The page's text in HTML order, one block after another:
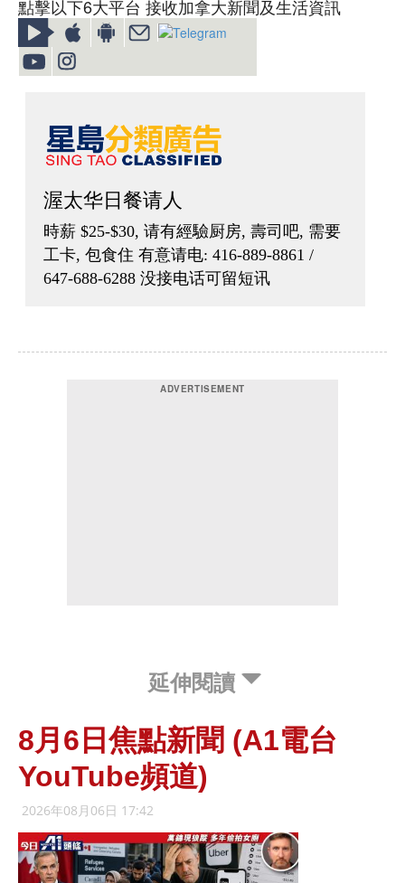
點擊以下6大平台 接收加拿大新聞及生活資訊
延伸閱讀
8月6日焦點新聞 (A1電台
YouTube頻道)
2026年08月06日 17:42